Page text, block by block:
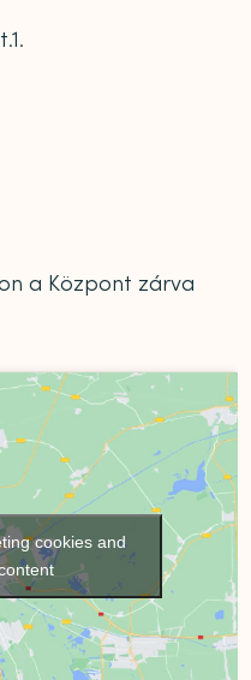
a Központ zárva
cookies and